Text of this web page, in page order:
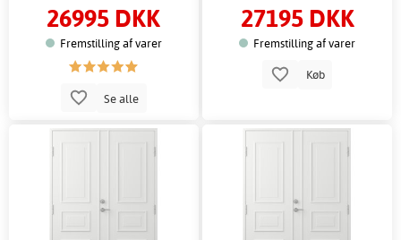
26995 DKK
Fremstilling af varer
Se alle
27195 DKK
Fremstilling af varer
Køb